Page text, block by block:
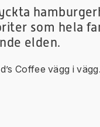
som hela
elden.
Coffee vägg i